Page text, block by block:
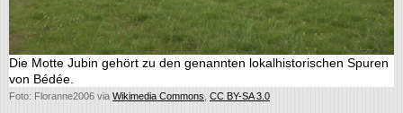
Die Motte Jubin gehört zu den genannten lokalhistorischen Spuren
von Bédée.
Foto: Floranne2006 via Wikimedia Commons CC BY-SA 3.0